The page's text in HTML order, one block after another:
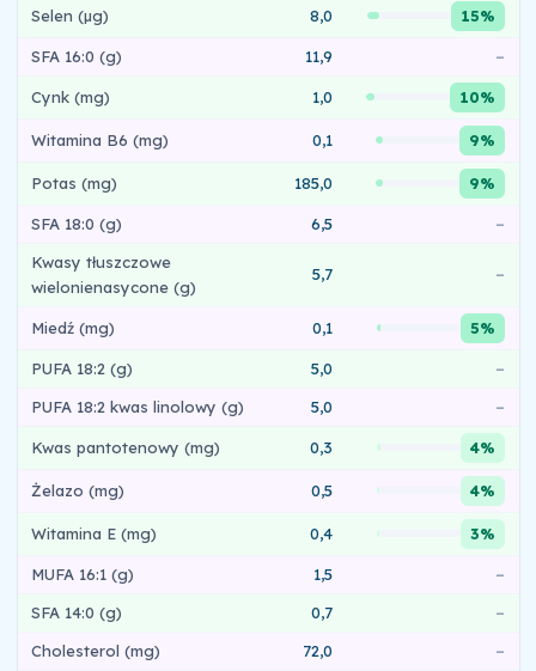
Selen (µg) 8,0 15%
SFA 16:0 (g) 11,9 –
Cynk (mg) 1,0 10%
Witamina B6 (mg) 0,1 9%
Potas (mg) 185,0 9%
SFA 18:0 (g) 6,5
–
Kwasy tłuszczowe
wielonienasycone (g)
5,7 –
Miedź (mg) 0,1 5%
PUFA 18:2 (g) 5,0
–
PUFA 18:2 kwas linolowy (g)
5,0 –
Kwas pantotenowy (mg) 0,3 4%
Żelazo (mg) 0,5 4%
Witamina E (mg) 0,4 3%
MUFA 16:1 (g) 1,5
–
SFA 14:0 (g)
0,7
–
Cholesterol (mg)
72,0
–